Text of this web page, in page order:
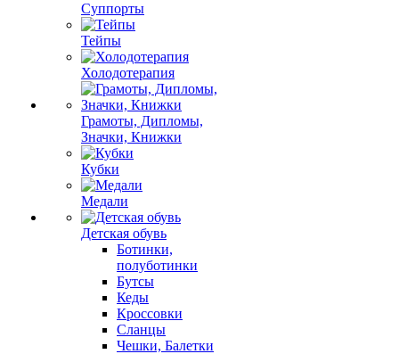
Суппорты
Тейпы
Холодотерапия
Грамоты, Дипломы,
Значки, Книжки
Кубки
Медали
Детская обувь
Ботинки,
полуботинки
Бутсы
Кеды
Кроссовки
Сланцы
Чешки, Балетки